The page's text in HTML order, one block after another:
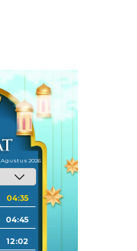
Agustus 2026
04:35
04:45
12:02